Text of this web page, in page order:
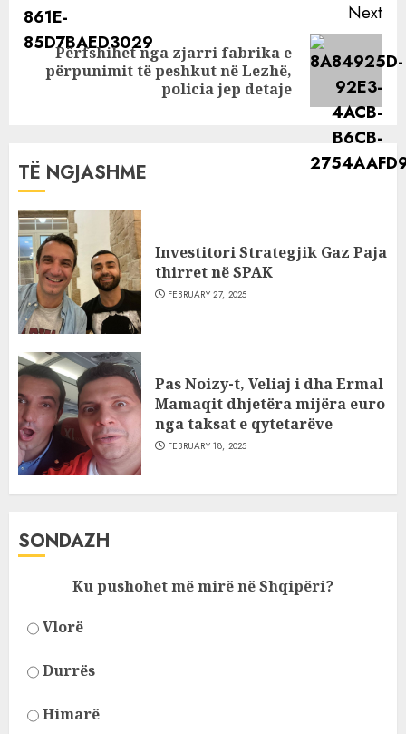
Next
Next
Përfshihet nga zjarri fabrika e
përpunimit të peshkut në Lezhë,
policia jep detaje
TË NGJASHME
Investitori Strategjik Gaz Paja
thirret në SPAK
FEBRUARY 27, 2025
Pas Noizy-t, Veliaj i dha Ermal
Mamaqit dhjetëra mijëra euro
nga taksat e qytetarëve
FEBRUARY 18, 2025
SONDAZH
Ku pushohet më mirë në Shqipëri?
Vlorë
Durrës
Himarë